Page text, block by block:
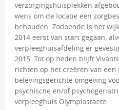
verzorgingshuisplekken
wens om de locatie een
behouden. Zodoende is het
2014 eerst van start gegaan,
verpleeghuisafdeling er
2015. Tot op heden blijft
richten op het creëren van een
belevingsgerichte omgeving
psychische en/of
verpleeghuis Olympiastaete.